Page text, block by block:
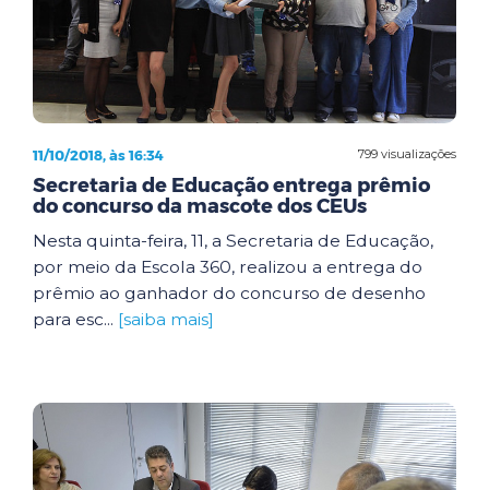
799 visualizações
11/10/2018, às 16:34
Secretaria de Educação entrega prêmio
do concurso da mascote dos CEUs
Nesta quinta-feira, 11, a Secretaria de Educação,
por meio da Escola 360, realizou a entrega do
prêmio ao ganhador do concurso de desenho
para esc... [saiba mais]